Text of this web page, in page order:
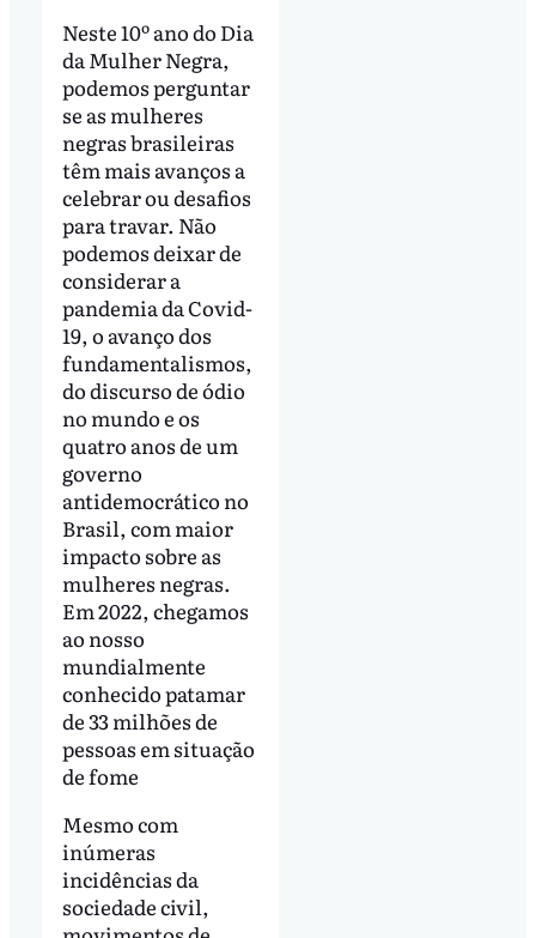
Neste 10º ano do Dia
da Mulher Negra,
podemos perguntar
se as mulheres
negras brasileiras
têm mais avanços a
celebrar ou desafios
para travar. Não
podemos deixar de
considerar a
pandemia da Covid-
19, o avanço dos
fundamentalismos,
do discurso de ódio
no mundo e os
quatro anos de um
governo
antidemocrático no
Brasil, com maior
impacto sobre as
mulheres negras.
Em 2022, chegamos
ao nosso
mundialmente
conhecido patamar
de 33 milhões de
pessoas em situação
de fome
Mesmo com
inúmeras
incidências da
sociedade civil,